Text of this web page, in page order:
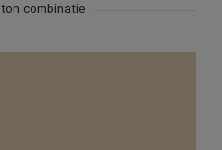
combinatie